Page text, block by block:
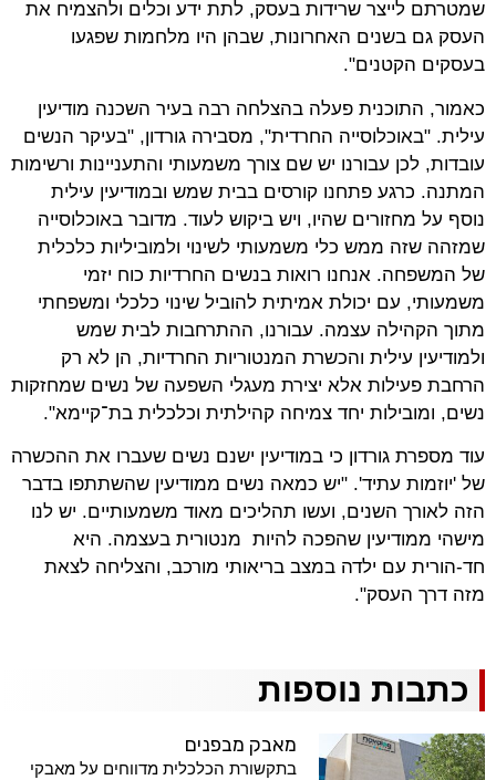
שמטרתם לייצר שרידות בעסק, לתת ידע וכלים ולהצמיח את
העסק גם בשנים האחרונות, שבהן היו מלחמות שפגעו
בעסקים הקטנים".
כאמור, התוכנית פעלה בהצלחה רבה בעיר השכנה מודיעין
עילית. "באוכלוסייה החרדית", מסבירה גורדון, "בעיקר הנשים
עובדות, לכן עבורנו יש שם צורך משמעותי והתעניינות ורשימות
המתנה. כרגע פתחנו קורסים בבית שמש ובמודיעין עילית
נוסף על מחזורים שהיו, ויש ביקוש לעוד. מדובר באוכלוסייה
שמזהה שזה ממש כלי משמעותי לשינוי ולמוביליות כלכלית
של המשפחה. אנחנו רואות בנשים החרדיות כוח יזמי
משמעותי, עם יכולת אמיתית להוביל שינוי כלכלי ומשפחתי
מתוך הקהילה עצמה. עבורנו, ההתרחבות לבית שמש
ולמודיעין עילית והכשרת המנטוריות החרדיות, הן לא רק
הרחבת פעילות אלא יצירת מעגלי השפעה של נשים שמחזקות
נשים, ומובילות יחד צמיחה קהילתית וכלכלית בת־קיימא".
עוד מספרת גורדון כי במודיעין ישנם נשים שעברו את ההכשרה
של 'יוזמות עתיד'. "יש כמאה נשים ממודיעין שהשתתפו בדבר
הזה לאורך השנים, ועשו תהליכים מאוד משמעותיים. יש לנו
מישהי ממודיעין שהפכה להיות מנטורית בעצמה. היא
חד-הורית עם ילדה במצב בריאותי מורכב, והצליחה לצאת
מזה דרך העסק".
כתבות נוספות
מאבק מבפנים
בתקשורת הכלכלית מדווחים על מאבקי